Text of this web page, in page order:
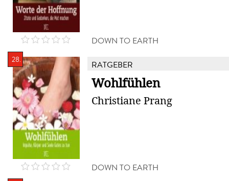
DOWN TO EARTH
28. RATGEBER
Wohlfühlen
Christiane Prang
DOWN TO EARTH